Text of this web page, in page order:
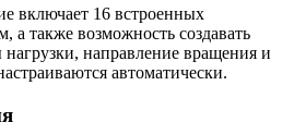
включает 16 встроенных
а также возможность создавать
направление вращения и
автоматически.